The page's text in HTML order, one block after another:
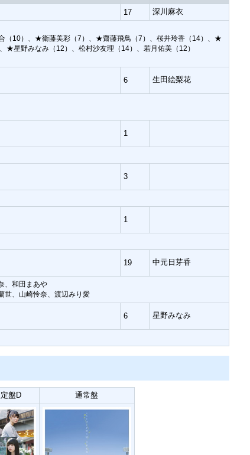
17 深川麻衣
（10）、★衛藤美彩（7）、★齋藤飛鳥（7）、桜井玲香（14）、★
野みなみ（12）、松村沙友理（14）、若月佑美（12）
6 生田絵梨花
1
3
1
19 中元日芽香
、和田まあや
世、山崎怜奈、渡辺みり愛
6 星野みなみ
盤D 通常盤